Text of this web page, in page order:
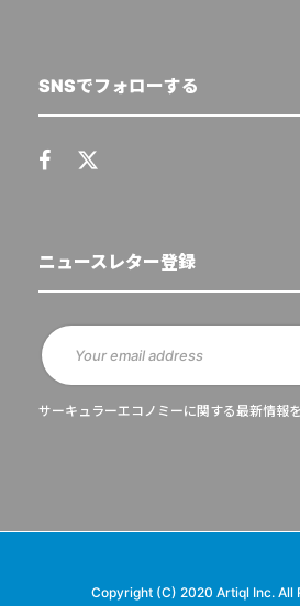
SNSでフォローする
ニュースレター登録
サーキュラーエコノミーに関する最新情報を
Copyright (C) 2020 Artiql Inc. All